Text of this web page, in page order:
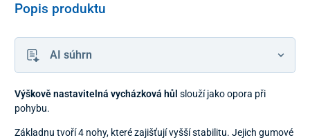
Popis produktu
AI súhrn
Výškově nastavitelná vycházková hůl slouží jako opora při
pohybu.
Základnu tvoří 4 nohy, které zajišťují vyšší stabilitu. Jejich gumové